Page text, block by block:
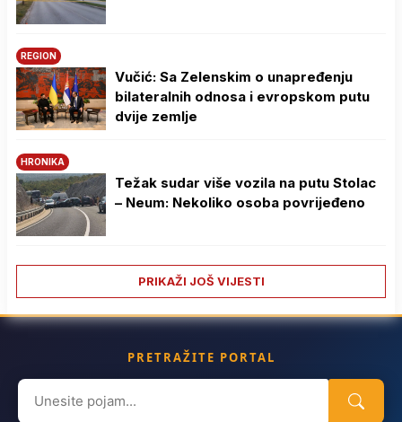
REGION
Vučić: Sa Zelenskim o unapređenju
bilateralnih odnosa i evropskom putu
dvije zemlje
HRONIKA
Težak sudar više vozila na putu Stolac
– Neum: Nekoliko osoba povrijeđeno
PRIKAŽI JOŠ VIJESTI
PRETRAŽITE PORTAL
Search
for: